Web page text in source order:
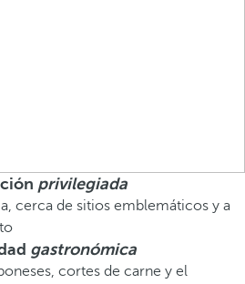
privilegiada
cerca de sitios emblemáticos y a
gastronómica
cortes de carne y el